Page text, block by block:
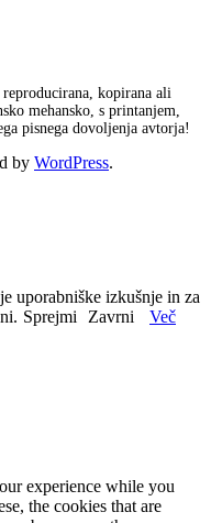
kopirana ali
mehansko, s printanjem,
pisnega dovoljenja avtorja!
by WordPress.
uporabniške izkušnje in za
Sprejmi Zavrni
Več
experience while you
the cookies that are